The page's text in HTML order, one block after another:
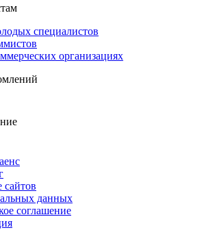
специалистов
организациях
сайтов
данных
соглашение